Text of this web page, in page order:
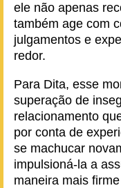
ele não apenas
também age com
julgamentos e
redor.
Para Dita, esse
superação de
relacionamento
por conta de
se machucar
impulsioná-la a
maneira mais